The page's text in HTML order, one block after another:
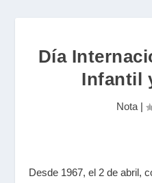
Día
Infantil
Nota|
Desde 1967, el 2 de abril,